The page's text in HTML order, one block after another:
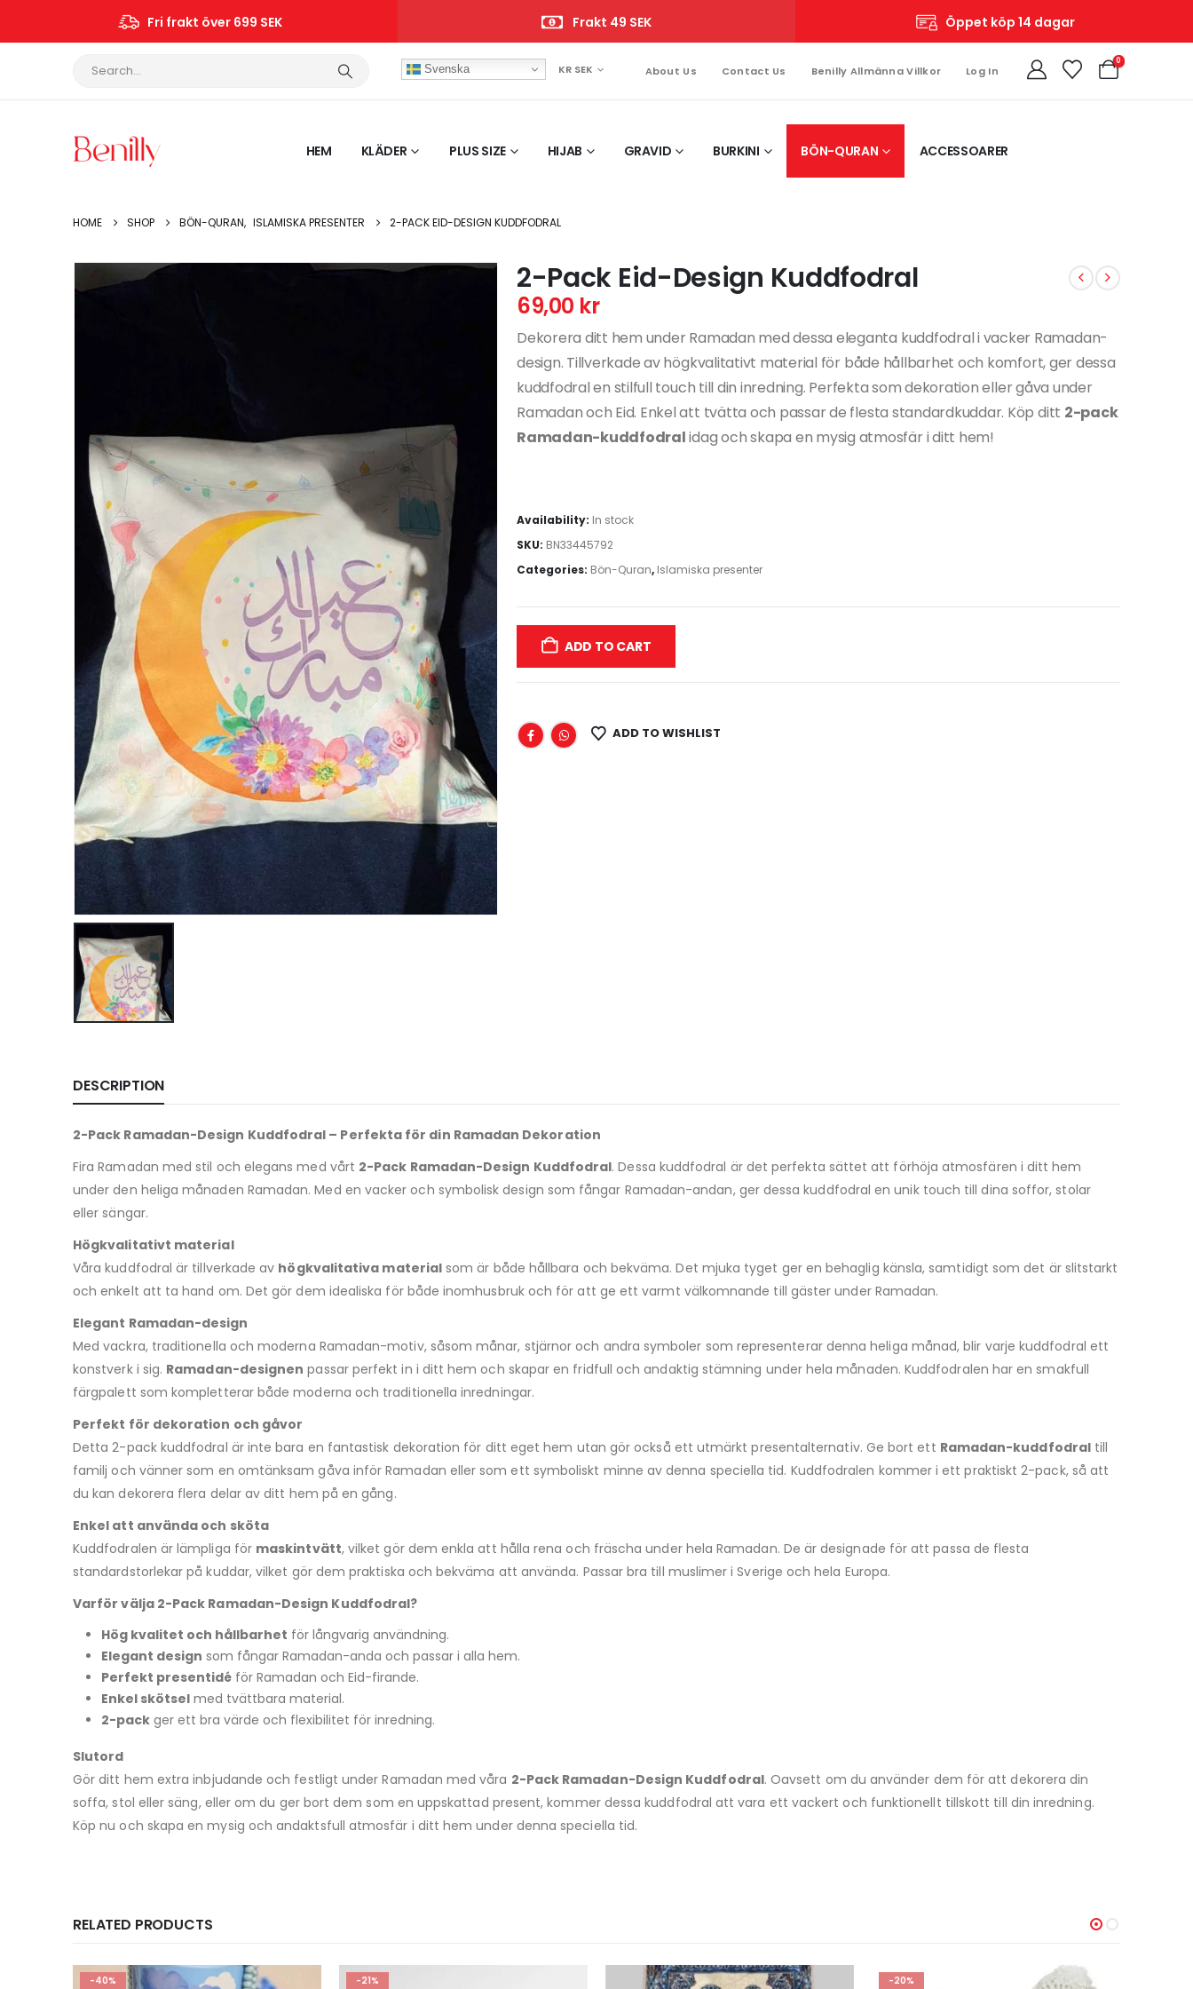
Fri frakt över 699 SEK Frakt 49 SEK Öppet köp 14 dagar
Svenska KR SEK About Us Contact Us Benilly Allmänna Villkor Log In
0
HEM KLÄDER PLUS SIZE HIJAB GRAVID BURKINI BÖN-QURAN ACCESSOARER
HOME SHOP BÖN-QURAN, ISLAMISKA PRESENTER 2-PACK EID-DESIGN KUDDFODRAL
2-Pack Eid-Design Kuddfodral
69,00 kr
Dekorera ditt hem under Ramadan med dessa eleganta kuddfodral i vacker Ramadan-
design. Tillverkade av högkvalitativt material för både hållbarhet och komfort, ger dessa
kuddfodral en stilfull touch till din inredning. Perfekta som dekoration eller gåva under
Ramadan och Eid. Enkel att tvätta och passar de flesta standardkuddar. Köp ditt 2-pack
Ramadan-kuddfodralidag och skapa en mysig atmosfär i ditt hem!
Availability: In stock
SKU: BN33445792
Categories: Bön-Quran, Islamiska presenter
ADD TO CART
ADD TO WISHLIST
DESCRIPTION
2-Pack Ramadan-Design Kuddfodral – Perfekta för din Ramadan Dekoration
Fira Ramadan med stil och elegans med vårt 2-Pack Ramadan-Design Kuddfodral. Dessa kuddfodral är det perfekta sättet att förhöja atmosfären i ditt hem
under den heliga månaden Ramadan. Med en vacker och symbolisk design som fångar Ramadan-andan, ger dessa kuddfodral en unik touch till dina soffor, stolar
eller sängar.
Högkvalitativt material
Våra kuddfodral är tillverkade av högkvalitativa material som är både hållbara och bekväma. Det mjuka tyget ger en behaglig känsla, samtidigt som det är slitstarkt
och enkelt att ta hand om. Det gör dem idealiska för både inomhusbruk och för att ge ett varmt välkomnande till gäster under Ramadan.
Elegant Ramadan-design
Med vackra, traditionella och moderna Ramadan-motiv, såsom månar, stjärnor och andra symboler som representerar denna heliga månad, blir varje kuddfodral ett
konstverk i sig. Ramadan-designen passar perfekt in i ditt hem och skapar en fridfull och andaktig stämning under hela månaden. Kuddfodralen har en smakfull
färgpalett som kompletterar både moderna och traditionella inredningar.
Perfekt för dekoration och gåvor
Detta 2-pack kuddfodral är inte bara en fantastisk dekoration för ditt eget hem utan gör också ett utmärkt presentalternativ. Ge bort ett Ramadan-kuddfodraltill
familj och vänner som en omtänksam gåva inför Ramadan eller som ett symboliskt minne av denna speciella tid. Kuddfodralen kommer i ett praktiskt 2-pack, så att
du kan dekorera flera delar av ditt hem på en gång.
Enkel att använda och sköta
Kuddfodralen är lämpliga för maskintvätt, vilket gör dem enkla att hålla rena och fräscha under hela Ramadan. De är designade för att passa de flesta
standardstorlekar på kuddar, vilket gör dem praktiska och bekväma att använda. Passar bra till muslimer i Sverige och hela Europa.
Varför välja 2-Pack Ramadan-Design Kuddfodral?
Hög kvalitet och hållbarhet för långvarig användning.
Elegant design som fångar Ramadan-anda och passar i alla hem.
Perfekt presentidé för Ramadan och Eid-firande.
Enkel skötsel med tvättbara material.
2-pack ger ett bra värde och flexibilitet för inredning.
Slutord
Gör ditt hem extra inbjudande och festligt under Ramadan med våra 2-Pack Ramadan-Design Kuddfodral. Oavsett om du använder dem för att dekorera din
soffa, stol eller säng, eller om du ger bort dem som en uppskattad present, kommer dessa kuddfodral att vara ett vackert och funktionellt tillskott till din inredning.
Köp nu och skapa en mysig och andaktsfull atmosfär i ditt hem under denna speciella tid.
RELATED PRODUCTS
-21% -20% -20%